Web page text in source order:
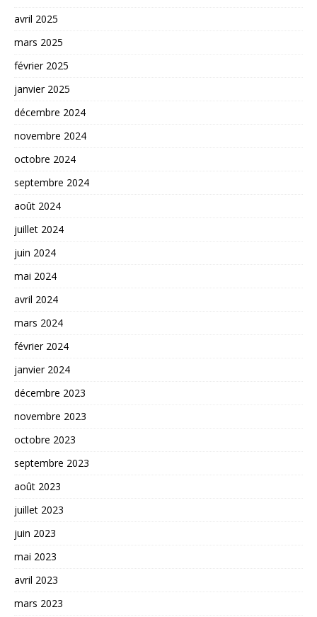
avril 2025
mars 2025
février 2025
janvier 2025
décembre 2024
novembre 2024
octobre 2024
septembre 2024
août 2024
juillet 2024
juin 2024
mai 2024
avril 2024
mars 2024
février 2024
janvier 2024
décembre 2023
novembre 2023
octobre 2023
septembre 2023
août 2023
juillet 2023
juin 2023
mai 2023
avril 2023
mars 2023